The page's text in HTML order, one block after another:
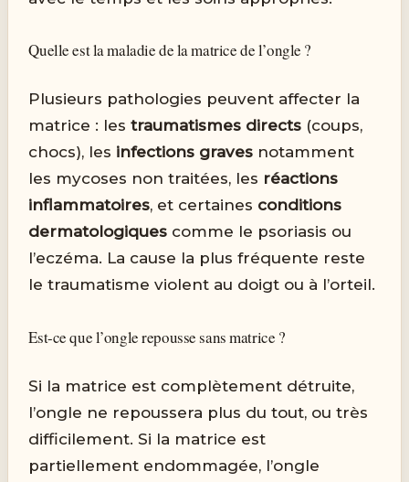
Quelle est la maladie de la matrice de l’ongle ?
Plusieurs pathologies peuvent affecter la
matrice : lestraumatismes directs (coups,
chocs), les infections graves notamment
les mycoses non traitées, les réactions
inflammatoires, et certaines conditions
dermatologiques comme le psoriasis ou
l’eczéma. La cause la plus fréquente reste
le traumatisme violent au doigt ou à l’orteil.
Est-ce que l’ongle repousse sans matrice ?
Si la matrice est complètement détruite,
l’ongle ne repoussera plus du tout, ou très
difficilement. Si la matrice est
partiellement endommagée, l’ongle